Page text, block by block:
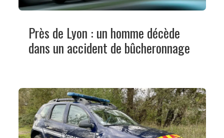
Près de Lyon : un homme décède
dans un accident de bûcheronnage